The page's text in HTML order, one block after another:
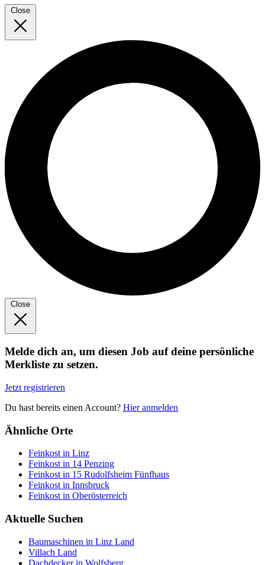
Close
Close
Melde dich an, um diesen Job auf deine persönliche
Merkliste zu setzen.
Jetzt registrieren
Du hast bereits einen Account? Hier anmelden
Ähnliche Orte
Feinkost in Linz
Feinkost in 14 Penzing
Feinkost in 15 Rudolfsheim Fünfhaus
Feinkost in Innsbruck
Feinkost in Oberösterreich
Aktuelle Suchen
Baumaschinen in Linz Land
Villach Land
Dachdecker in Wolfsberg